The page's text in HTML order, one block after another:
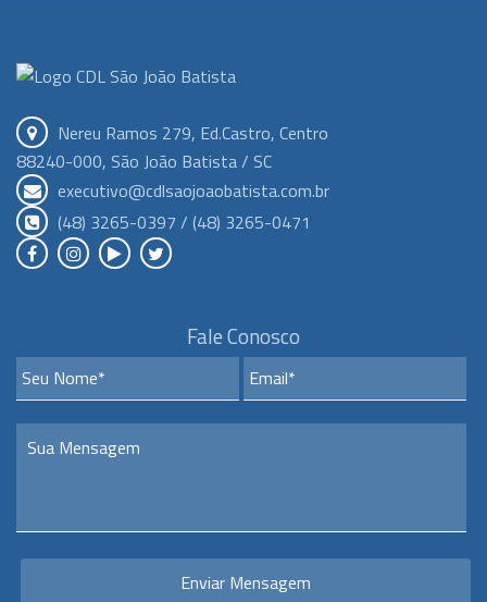
Nereu Ramos 279, Ed.Castro, Centro
88240-000, São João Batista / SC
executivo@cdlsaojoaobatista.com.br
(48) 3265-0397 / (48) 3265-0471
Fale Conosco